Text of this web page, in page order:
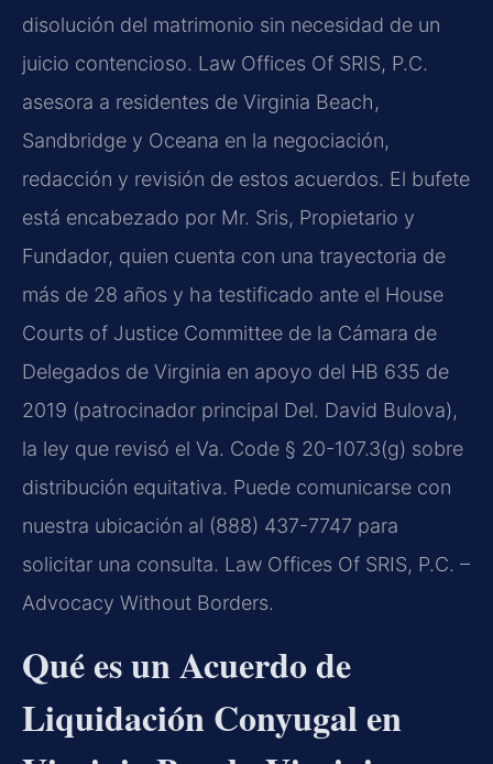
disolución del matrimonio sin necesidad de un
juicio contencioso. Law Offices Of SRIS, P.C.
asesora a residentes de Virginia Beach,
Sandbridge y Oceana en la negociación,
redacción y revisión de estos acuerdos. El bufete
está encabezado por Mr. Sris, Propietario y
Fundador, quien cuenta con una trayectoria de
más de 28 años y ha testificado ante el House
Courts of Justice Committee de la Cámara de
Delegados de Virginia en apoyo del HB 635 de
2019 (patrocinador principal Del. David Bulova),
la ley que revisó el Va. Code § 20-107.3(g) sobre
distribución equitativa. Puede comunicarse con
nuestra ubicación al (888) 437-7747 para
solicitar una consulta. Law Offices Of SRIS, P.C. –
Advocacy Without Borders.
Qué es un Acuerdo de
Liquidación Conyugal en